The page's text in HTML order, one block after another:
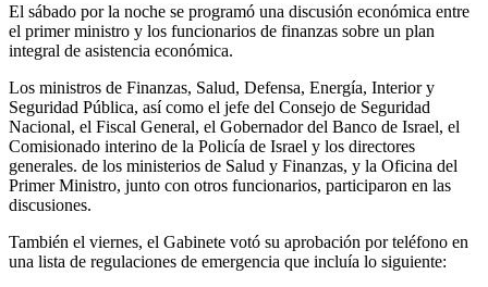
El sábado por la noche se programó una discusión económica entre
el primer ministro y los funcionarios de finanzas sobre un plan
integral de asistencia económica.
Los ministros de Finanzas, Salud, Defensa, Energía, Interior y
Seguridad Pública, así como el jefe del Consejo de Seguridad
Nacional, el Fiscal General, el Gobernador del Banco de Israel, el
Comisionado interino de la Policía de Israel y los directores
generales. de los ministerios de Salud y Finanzas, y la Oficina del
Primer Ministro, junto con otros funcionarios, participaron en las
discusiones.
También el viernes, el Gabinete votó su aprobación por teléfono en
una lista de regulaciones de emergencia que incluía lo siguiente: